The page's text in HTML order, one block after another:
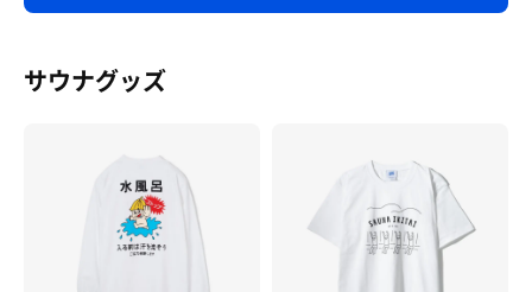
かった😊店内げき寒なので注意⚠️
サウナグッズ